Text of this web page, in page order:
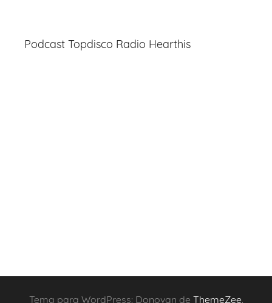
Podcast Topdisco Radio Hearthis
Tema para WordPress: Donovan de ThemeZee.